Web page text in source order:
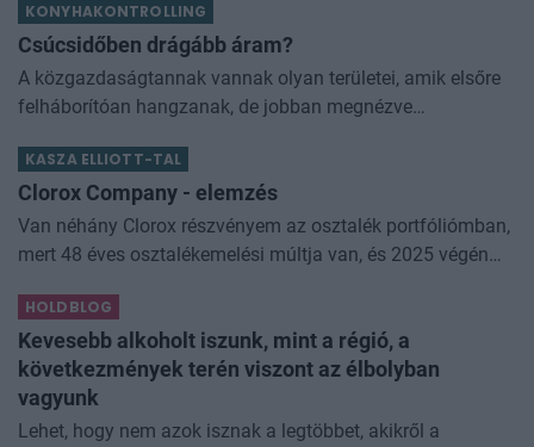
KONYHAKONTROLLING
Csúcsidőben drágább áram?
A közgazdaságtannak vannak olyan területei, amik elsőre
felháborítóan hangzanak, de jobban megnézve
némi kellemetlenséggel is járnak. Az
KASZA ELLIOTT-TAL
Clorox Company - elemzés
Van néhány Clorox részvényem az osztalék portfóliómban,
mert 48 éves osztalékemelési múltja van, és 2025 végén
dividend king-et. Azt
HOLDBLOG
Kevesebb alkoholt iszunk, mint a régió, a
következmények terén viszont az élbolyban
vagyunk
Lehet, hogy nem azok isznak a legtöbbet, akikről a